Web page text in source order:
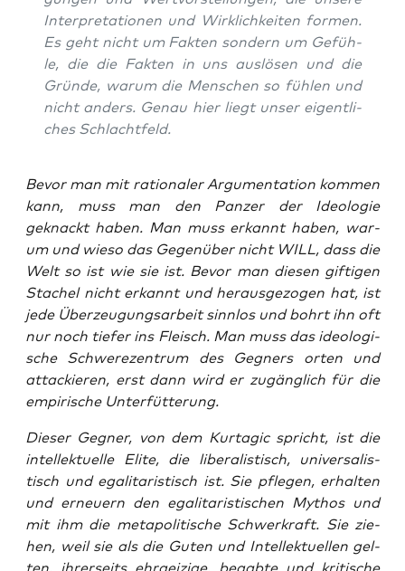
Inter­pre­ta­tio­nen und Wirk­lich­kei­ten for­men.
Es geht nicht um Fak­ten son­dern um Gefüh­
le, die die Fak­ten in uns aus­lö­sen und die
Grün­de, war­um die Men­schen so füh­len und
nicht anders. Genau hier liegt unser eigent­li­
ches Schlachtfeld.
Bevor man mit ratio­na­ler Argu­men­ta­ti­on kom­men
kann, muss man den Pan­zer der Ideo­lo­gie
geknackt haben. Man muss erkannt haben, war­
um und wie­so das Gegen­über nicht WILL, dass die
Welt so ist wie sie ist. Bevor man die­sen gif­ti­gen
Sta­chel nicht erkannt und her­aus­ge­zo­gen hat, ist
jede Über­zeu­gungs­ar­beit sinn­los und bohrt ihn oft
nur noch tie­fer ins Fleisch. Man muss das ideo­lo­gi­
sche Schwe­re­zen­trum des Geg­ners orten und
atta­ckie­ren, erst dann wird er zugäng­lich für die
empi­ri­sche Unterfütterung.
Die­ser Geg­ner, von dem Kur­ta­gic spricht, ist die
intel­lek­tu­el­le Eli­te, die libe­ra­lis­tisch, uni­ver­sa­lis­
tisch und ega­li­ta­ris­tisch ist. Sie pfle­gen, erhal­ten
und erneu­ern den ega­li­ta­ris­ti­schen Mythos und
mit ihm die meta­po­li­ti­sche Schwer­kraft. Sie zie­
hen, weil sie als die Guten und Intel­lek­tu­el­len gel­
ten, ihrer­seits ehr­gei­zi­ge, begab­te und kri­ti­sche